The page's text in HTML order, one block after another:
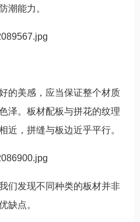
潮能力。
的美感，应当保证整个材质
泽。板材配板与拼花的纹理
近，拼缝与板边近乎平行。
们发现不同种类的板材并非
缺点。